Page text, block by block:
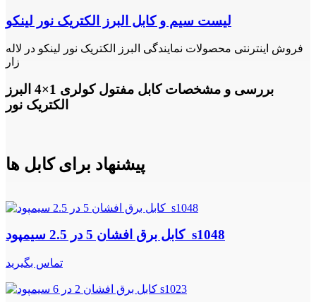
لیست سیم و کابل البرز الکتریک نور لینکو
فروش اینترنتی محصولات نمایندگی البرز الکتریک نور لینکو در لاله
زار
بررسی و مشخصات کابل مفتول کولری 1×4 البرز
الکتریک نور
پیشنهاد برای کابل ها
کابل برق افشان 5 در 2.5 سیمپود s1048
تماس بگیرید